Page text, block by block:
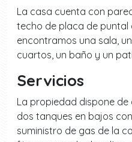
La casa cuenta con
techo de placa de puntal
encontramos una sala,
cuartos, un baño y un
Servicios
La propiedad dispone
dos tanques en bajos
suministro de gas de la